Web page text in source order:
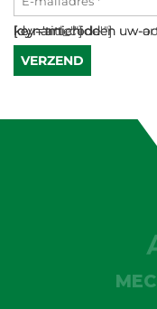
[dynamichidden uw-occasion "CF7_get_post_var key='title'"]
[dynamichidden uw-artcode "CF7_get_post_var key='art_code'"]